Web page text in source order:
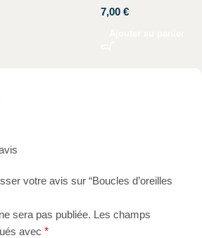
7,00 €
votre avis sur “Boucles d’oreilles
sera pas publiée. Les champs
avec *